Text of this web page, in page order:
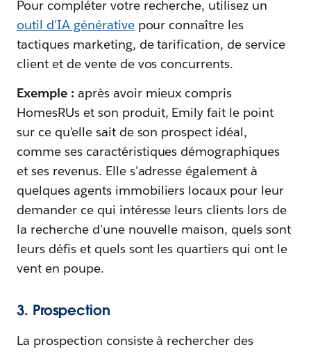
Pour compléter votre recherche, utilisez un
outil d'IA générativepour connaître les
tactiques marketing, de tarification, de service
client et de vente de vos concurrents.
Exemple : après avoir mieux compris
HomesRUs et son produit, Emily fait le point
sur ce qu'elle sait de son prospect idéal,
comme ses caractéristiques démographiques
et ses revenus. Elle s'adresse également à
quelques agents immobiliers locaux pour leur
demander ce qui intéresse leurs clients lors de
la recherche d'une nouvelle maison, quels sont
leurs défis et quels sont les quartiers qui ont le
vent en poupe.
3. Prospection
La prospection consiste à rechercher des